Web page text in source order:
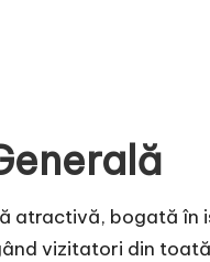
atractivă, bogată
vizitatori din